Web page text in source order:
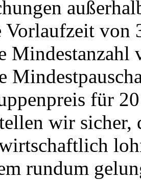
von
Mindestanzahl
für
wir sicher,
rundum